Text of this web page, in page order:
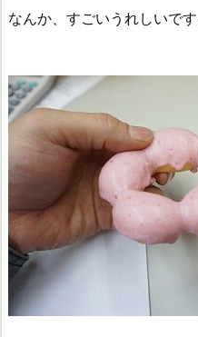
なんか、すごいうれしいで